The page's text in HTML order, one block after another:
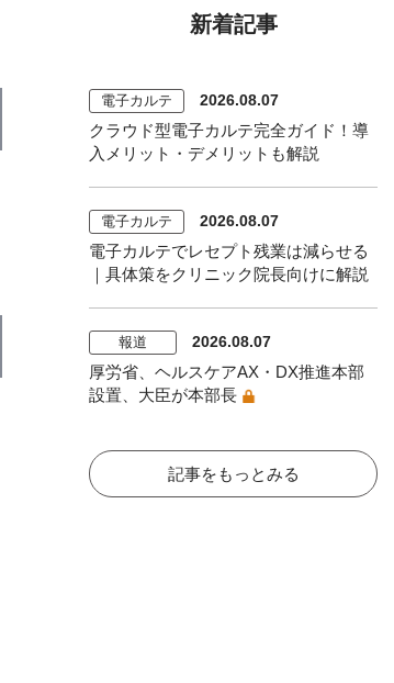
新着記事
電子カルテ 2026.08.07
クラウド型電子カルテ完全ガイド！導
入メリット・デメリットも解説
電子カルテ 2026.08.07
電子カルテでレセプト残業は減らせる
｜具体策をクリニック院長向けに解説
報道 2026.08.07
厚労省、ヘルスケアAX・DX推進本部
設置、大臣が本部長
記事をもっとみる